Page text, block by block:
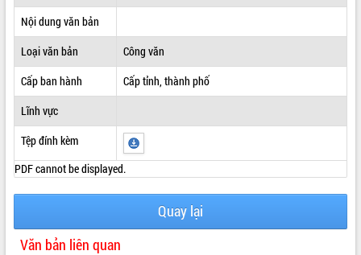
ĐIỂM TIN VĂN BẢN
QUY HOẠCH - KẾ HOẠCH
Nội dung văn bản
Loại văn bản
Công văn
Cấp ban hành
Cấp tỉnh, thành phố
Lĩnh vực
Tệp đính kèm
PDF cannot be displayed.
Quay lại
Văn bản liên quan